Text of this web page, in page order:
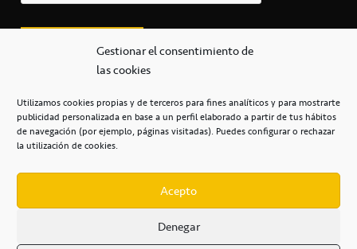
Gestionar el consentimiento de
las cookies
Utilizamos cookies propias y de terceros para fines analíticos y para mostrarte
publicidad personalizada en base a un perfil elaborado a partir de tus hábitos
de navegación (por ejemplo, páginas visitadas). Puedes configurar o rechazar
la utilización de cookies.
Acepto
Denegar
secretaria@cbcanarias.es
+34 922 253 684
Casa del Deporte / 38108 – La Laguna